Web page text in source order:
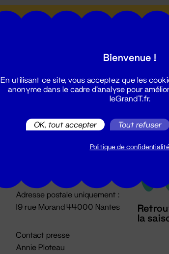
02 51 88 25 25
billetterie@leGrandT.fr
Du lundi au vendredi 14h → 18h
Adresse postale uniquement :
19 rue Morand 44000 Nantes
Contact presse
Annie Ploteau
la
Bienvenue !
En utilisant ce site, vous acceptez que les
anonyme dans le cadre d'analyse pour
leGrandT.fr.
OK, tout accepter Tout refuser
Politique de